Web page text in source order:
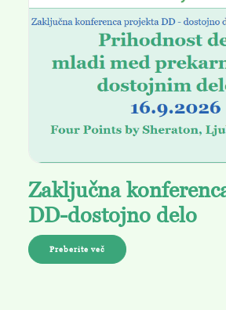
Zaključna
DD-dostojno delo
Preberite več